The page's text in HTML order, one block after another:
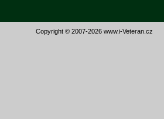
Copyright © 2007-2026 www.i-Veteran.cz